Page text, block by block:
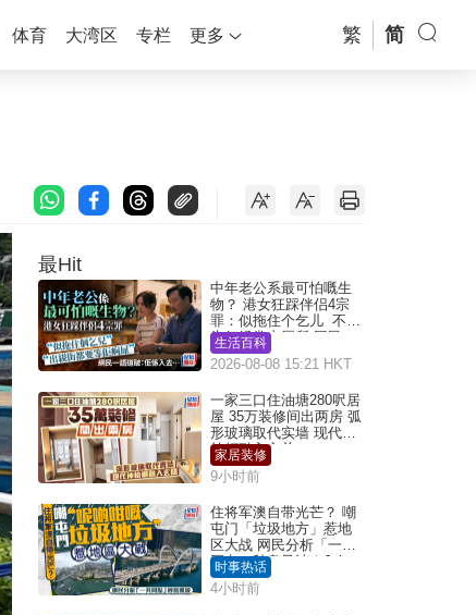
体育 大湾区 专栏 更多 繁 简
最Hit
中年老公系最可怕嘅生
物？ 港女狂踩伴侣4宗
罪：似拖住个乞儿 不解
为何经常去厕所 网民一
语道破
生活百科
2026-08-08 15:21 HKT
一家三口住油塘280呎居
屋 35万装修间出两房 弧
形玻璃取代实墙 现代神
枱柜融入玄关
家居装修
9小时前
住将军澳自带光芒？ 嘲
屯门「垃圾地方」惹地
区大战 网民分析「一共
同点」秒息风波｜Juicy
叮
时事热话
4小时前